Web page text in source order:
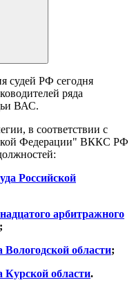
судей РФ сегодня
ряда
ВАС.
в соответствии с
Федерации" ВККС РФ
Российской
арбитражного
Вологодской области;
Курской области.